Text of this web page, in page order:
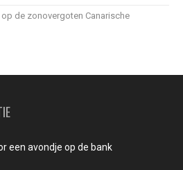
de zonovergoten Canarische
een avondje op de bank